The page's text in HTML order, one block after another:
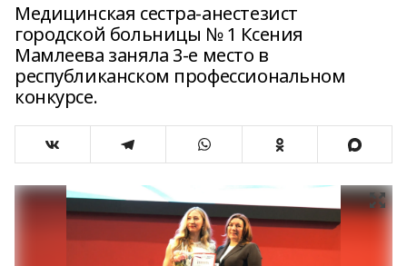
Медицинская сестра-анестезист
городской больницы № 1 Ксения
Мамлеева заняла 3-е место в
республиканском профессиональном
конкурсе.